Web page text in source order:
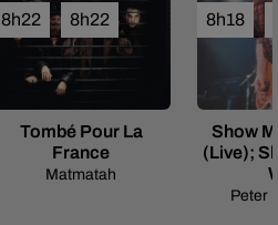
8h22 8h22
Matmatah
Tombé Pour La
France
8h18
Peter
Show
(live);